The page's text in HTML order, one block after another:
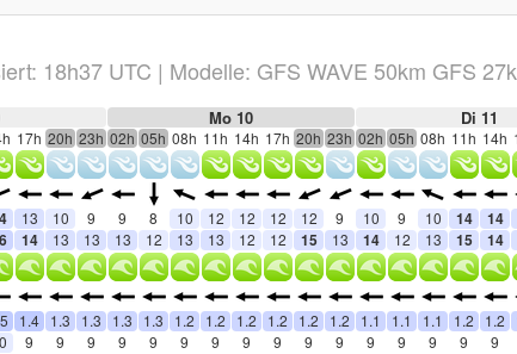
18h37 UTC | Modelle: GFS WAVE 50km GFS
Mo 10 Di 11
17h 20h 23h 02h 05h 08h 11h 14h 17h 20h 23h 02h 05h 08h 11h 14h
13 10 9 9 8 10 12 12 12 12 9 10 9 10 14 14
14 13 13 13 12 13 13 12 12 15 13 14 12 13 15 14
1.4 1.3 1.3 1.3 1.3 1.2 1.2 1.2 1.2 1.2 1.2 1.1 1.1 1.1 1.2 1.2
9 9 9 9 9 9 9 9 9 9 9 9 9 9 9 9